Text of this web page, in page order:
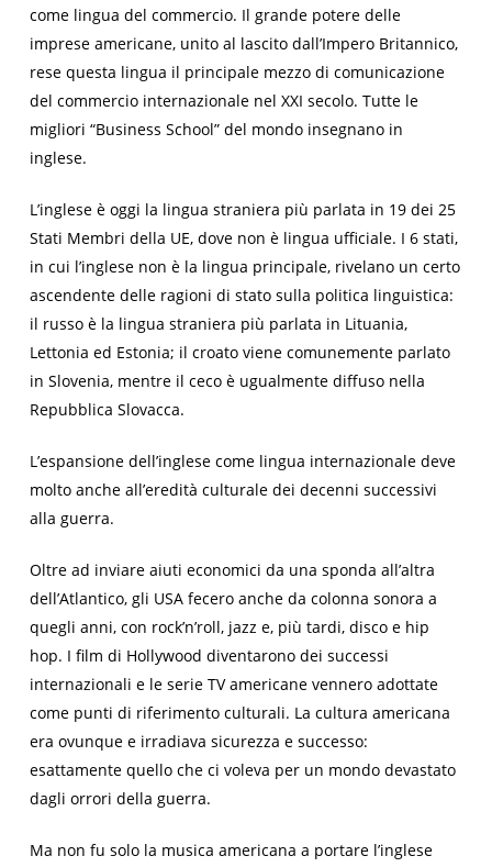
come lingua del commercio. Il grande potere delle
imprese americane, unito al lascito dall’Impero Britannico,
rese questa lingua il principale mezzo di comunicazione
del commercio internazionale nel XXI secolo. Tutte le
migliori “Business School” del mondo insegnano in
inglese.
L’inglese è oggi la lingua straniera più parlata in 19 dei 25
Stati Membri della UE, dove non è lingua ufficiale. I 6 stati,
in cui l’inglese non è la lingua principale, rivelano un certo
ascendente delle ragioni di stato sulla politica linguistica:
il russo è la lingua straniera più parlata in Lituania,
Lettonia ed Estonia; il croato viene comunemente parlato
in Slovenia, mentre il ceco è ugualmente diffuso nella
Repubblica Slovacca.
L’espansione dell’inglese come lingua internazionale deve
molto anche all’eredità culturale dei decenni successivi
alla guerra.
Oltre ad inviare aiuti economici da una sponda all’altra
dell’Atlantico, gli USA fecero anche da colonna sonora a
quegli anni, con rock’n’roll, jazz e, più tardi, disco e hip
hop. I film di Hollywood diventarono dei successi
internazionali e le serie TV americane vennero adottate
come punti di riferimento culturali. La cultura americana
era ovunque e irradiava sicurezza e successo:
esattamente quello che ci voleva per un mondo devastato
dagli orrori della guerra.
Ma non fu solo la musica americana a portare l’inglese